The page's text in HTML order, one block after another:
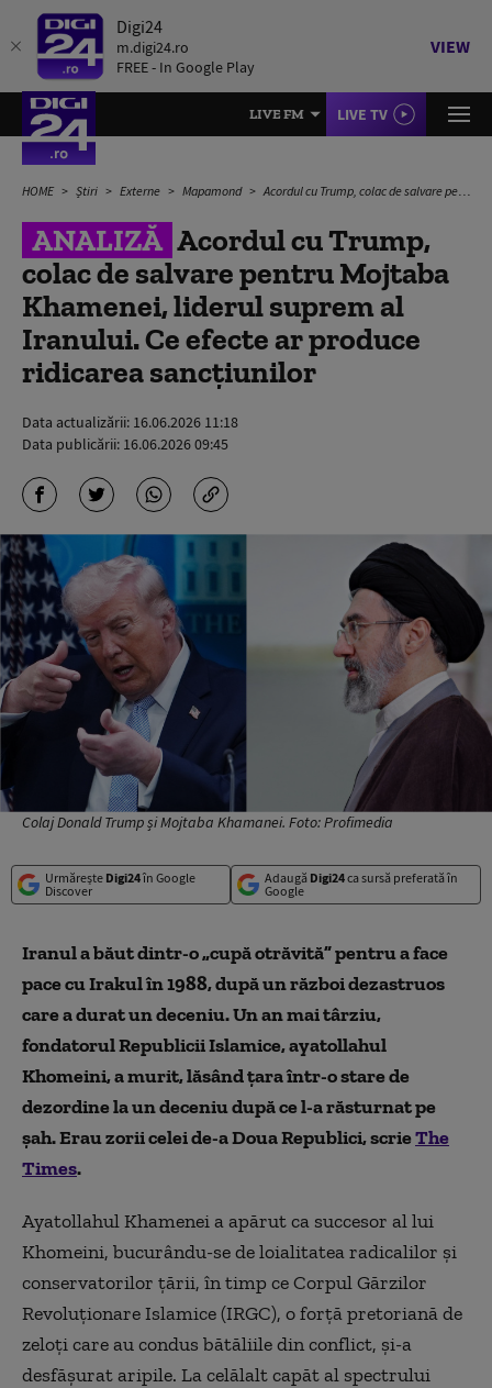
Digi24
m.digi24.ro
FREE - In Google Play
VIEW
LIVE FM LIVE TV
HOME Știri Externe Mapamond Acordul cu Trump, colac de salvare pentru Mojtaba Khamenei, liderul suprem al Iranului. Ce efecte ar produce ridicarea sancțiunilor
ANALIZĂ Acordul cu Trump,
colac de salvare pentru Mojtaba
Khamenei, liderul suprem al
Iranului. Ce efecte ar produce
ridicarea sancțiunilor
Data actualizării: 16.06.2026 11:18
Data publicării: 16.06.2026 09:45
Colaj Donald Trump și Mojtaba Khamanei. Foto: Profimedia
Urmărește Digi24în Google
Discover
Adaugă Digi24ca sursă preferată în
Google
Iranul a băut dintr-o „cupăotrăvită” pentru a face
pace cu Irakul în 1988, după un războidezastruos
care a durat un deceniu. Un an mai târziu,
fondatorul Republicii Islamice, ayatollahul
Khomeini, a murit, lăsând țara într-o stare de
dezordine la un deceniu după ce l-a răsturnat pe
șah. Erauzorii celei de-a Doua Republici,scrieThe
Times.
Ayatollahul Khamenei a apărut ca succesor al lui
Khomeini, bucurându-se de loialitatea radicalilor și
conservatorilor țării, în timp ce Corpul Gărzilor
Revoluționare Islamice (IRGC), o forță pretoriană de
zeloți care au condus bătăliile din conflict, și-a
desfășurat aripile. La celălalt capăt al spectrului